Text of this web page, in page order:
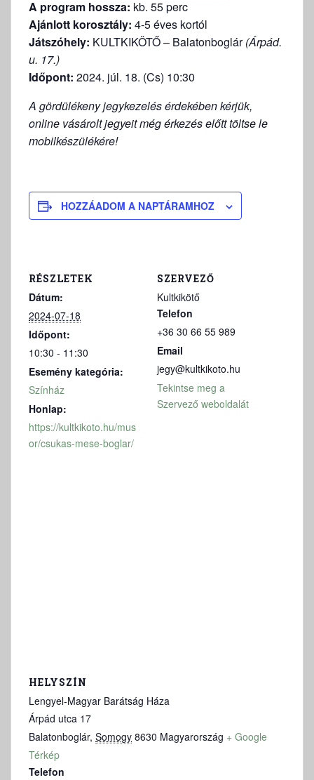
A program hossza: kb. 55 perc
Ajánlott korosztály: 4-5 éves kortól
Játszóhely: KULTKIKÖTŐ – Balatonboglár(Árpád.
u. 17.)
Időpont: 2024. júl. 18. (Cs) 10:30
A gördülékeny jegykezelés érdekében kérjük,
online vásárolt jegyeit még érkezés előtt töltse le
mobilkészülékére!
HOZZÁADOM A NAPTÁRAMHOZ
RÉSZLETEK
Dátum:
2024-07-18
Időpont:
10:30 - 11:30
Esemény kategória:
Színház
Honlap:
https://kultkikoto.hu/mus
or/csukas-mese-boglar/
SZERVEZŐ
Kultkikötő
Telefon
+36 30 66 55 989
Email
jegy@kultkikoto.hu
Tekintse meg a
Szervező weboldalát
HELYSZÍN
Lengyel-Magyar Barátság Háza
Árpád utca 17
Balatonboglár, Somogy 8630 Magyarország + Google
Térkép
Telefon